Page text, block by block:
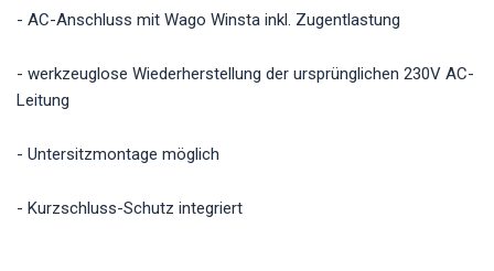
- AC-Anschluss mit Wago Winsta inkl. Zugentlastung
- werkzeuglose Wiederherstellung der ursprünglichen 230V AC-
Leitung
- Untersitzmontage möglich
- Kurzschluss-Schutz integriert